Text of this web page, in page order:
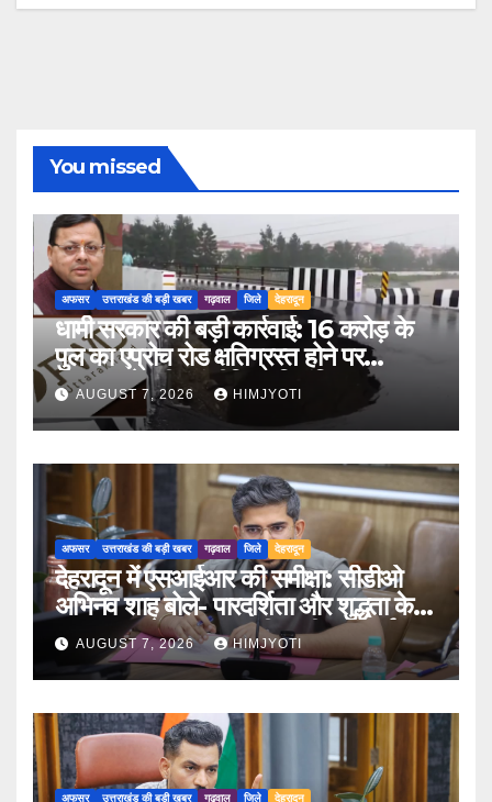
You missed
अफसर उत्तराखंड की बड़ी खबर गढ़वाल जिले देहरादून
धामी सरकार की बड़ी कार्रवाई: 16 करोड़ के
पुल का एप्रोच रोड क्षतिग्रस्त होने पर
PWD के तीन इंजीनियर निलंबित
AUGUST 7, 2026 HIMJYOTI
अफसर उत्तराखंड की बड़ी खबर गढ़वाल जिले देहरादून
देहरादून में एसआईआर की समीक्षा: सीडीओ
अभिनव शाह बोले- पारदर्शिता और शुद्धता के
साथ पूरा करें मतदाता सूची पुनरीक्षण कार्य
AUGUST 7, 2026 HIMJYOTI
अफसर उत्तराखंड की बड़ी खबर गढ़वाल जिले देहरादून